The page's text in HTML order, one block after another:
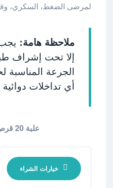
لمرضى الضغط، السكري،
ملاحظة هامة:
إلا تحت إشراف
الجرعة المناسبة
أي تداخلات
علبة 20 قرص 40 جنيه
خيارات الشراء